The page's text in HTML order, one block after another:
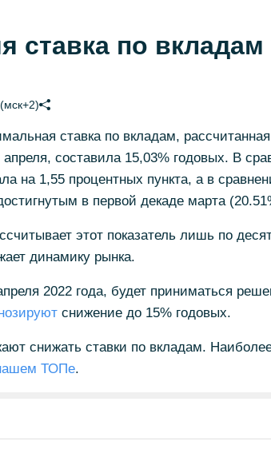
ставка по вкладам
ставка по вкладам,
составила 15,03% годовых. В
на 1,55 процентных пункта, а в
в первой декаде марта
этот показатель лишь по
динамику рынка.
2022 года, будет приниматься
снижение до 15% годовых.
снижать ставки по вкладам.
ТОПе.